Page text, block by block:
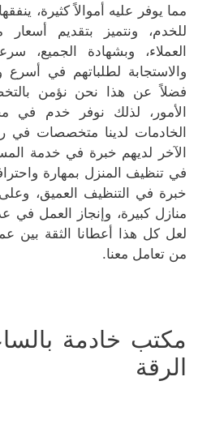
مما يوفر عليه أموالاً كثيرة،
للخدم، ونتميز بتقديم
العملاء، وبشهادة الجميع،
والاستجابة لطلباتهم في
فضلاً عن هذا نحن نؤمن
الأمور، لذلك نوفر خدم في
الخادمات لدينا متخصصات في
الآخر لديهم خبرة في خدمة
في تنظيف المنزل بمهارة
خبرة في التنظيف العميق، وعلى
منازل كبيرة، وإنجاز العمل
لعل كل هذا أعطانا الثقة بين
من تعامل معنا.
مكتب خادمة
الرقة